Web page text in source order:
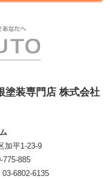
塗装専門店 株式会社
加平1-23-9
775-885
6802-6135